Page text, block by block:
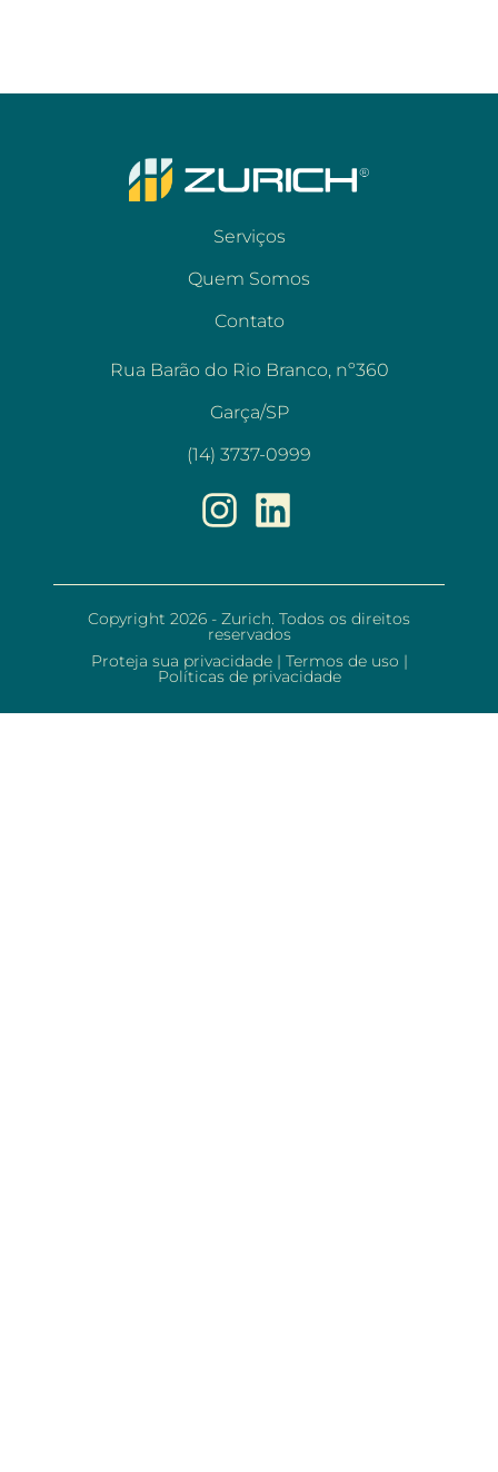
Serviços
Quem Somos
Contato
Rua Barão do Rio Branco, nº360
Garça/SP
(14) 3737-0999
Copyright 2026 - Zurich. Todos os direitos
reservados
Proteja sua privacidade | Termos de uso |
Políticas de privacidade